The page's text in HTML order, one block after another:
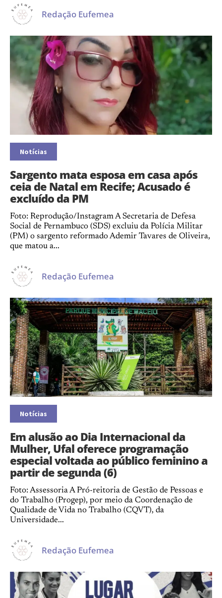
Redação Eufemea
Notícias
Sargento mata esposa em casa após
ceia de Natal em Recife; Acusado é
excluído da PM
Foto: Reprodução/Instagram A Secretaria de Defesa
Social de Pernambuco (SDS) excluiu da Polícia Militar
(PM) o sargento reformado Ademir Tavares de Oliveira,
que matou a...
Redação Eufemea
Notícias
Em alusão ao Dia Internacional da
Mulher, Ufal oferece programação
especial voltada ao público feminino a
partir de segunda (6)
Foto: Assessoria A Pró-reitoria de Gestão de Pessoas e
do Trabalho (Progep), por meio da Coordenação de
Qualidade de Vida no Trabalho (CQVT), da
Universidade...
Redação Eufemea